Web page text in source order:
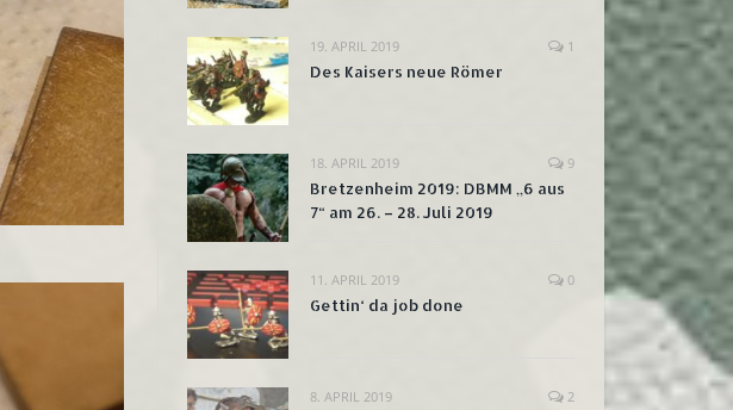
19. APRIL 2019 1
Des Kaisers neue Römer
18. APRIL 2019 9
Bretzenheim 2019: DBMM „6 aus
7“ am 26. – 28. Juli 2019
11. APRIL 2019 0
Gettin‘ da job done
8. APRIL 2019 2